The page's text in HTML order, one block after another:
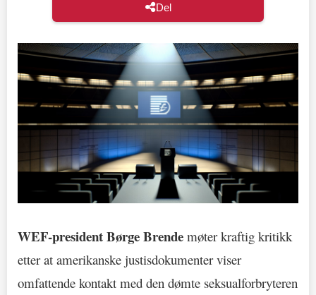
Del
WEF-president Børge Brende møter kraftig kritikk
etter at amerikanske justisdokumenter viser
omfattende kontakt med den dømte seksualforbryteren